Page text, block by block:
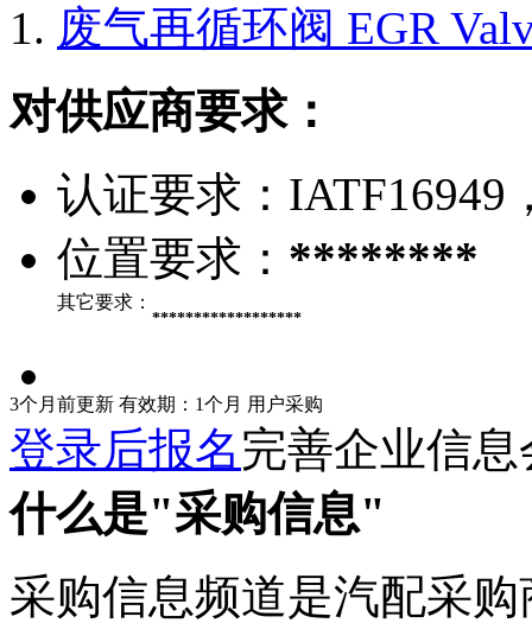
废气再循环阀 EGR
对供应商要求：
认证要求： IATF16949
位置要求： ********
其它要求：
******************
3个月前更新 有效期：1个月 用户采购
登录后报名完善企业信
什么是"采购信息"
采购信息频道是汽配采